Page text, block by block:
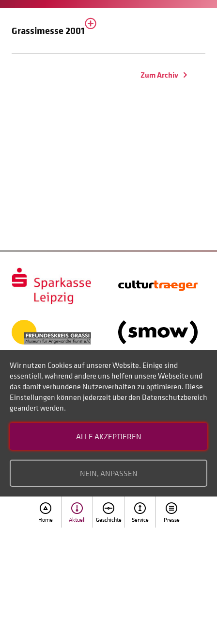
Home Aktuell Geschichte Service Presse
Grassimesse 2001
Zum Archiv
Impressum
Wir nutzen Cookies auf unserer Website. Einige sind
essentiell, während andere uns helfen unsere Webseite und
das damit verbundene Nutzerverhalten zu optimieren. Diese
Einstellungen können jederzeit über den Datenschutzbereich
geändert werden.
ALLE AKZEPTIEREN
NEIN, ANPASSEN